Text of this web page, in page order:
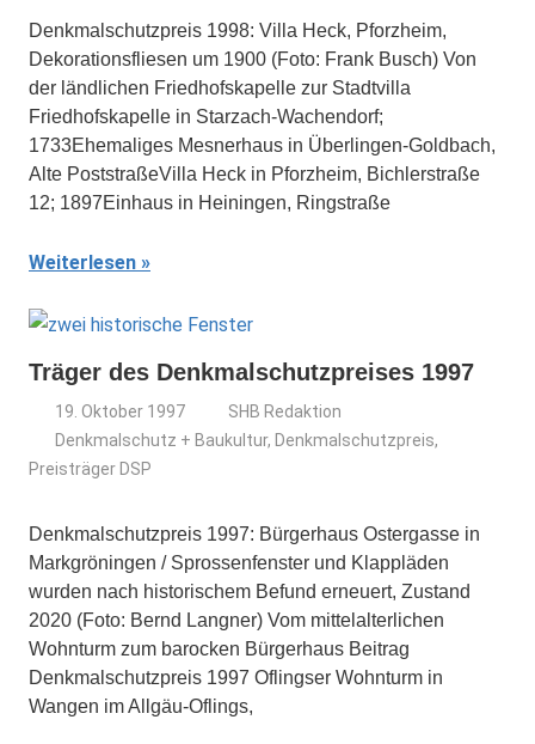
Denkmalschutzpreis 1998: Villa Heck, Pforzheim,
Dekorationsfliesen um 1900 (Foto: Frank Busch) Von
der ländlichen Friedhofskapelle zur Stadtvilla
Friedhofskapelle in Starzach-Wachendorf;
1733Ehemaliges Mesnerhaus in Überlingen-Goldbach,
Alte PoststraßeVilla Heck in Pforzheim, Bichlerstraße
12; 1897Einhaus in Heiningen, Ringstraße
Weiterlesen
Träger des Denkmalschutzpreises 1997
19. Oktober 1997
SHB Redaktion
Denkmalschutz + Baukultur, Denkmalschutzpreis,
Preisträger DSP
Denkmalschutzpreis 1997: Bürgerhaus Ostergasse in
Markgröningen / Sprossenfenster und Klappläden
wurden nach historischem Befund erneuert, Zustand
2020 (Foto: Bernd Langner) Vom mittelalterlichen
Wohnturm zum barocken Bürgerhaus Beitrag
Denkmalschutzpreis 1997 Oflingser Wohnturm in
Wangen im Allgäu-Oflings,